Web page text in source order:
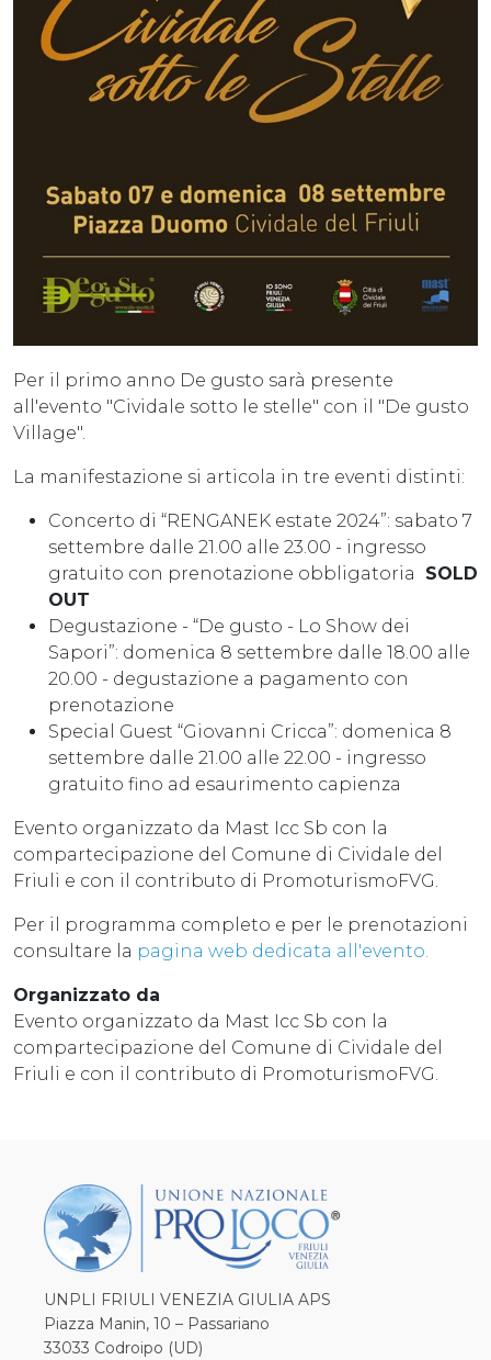
Per il primo anno De gusto sarà presente
all'evento "Cividale sotto le stelle" con il "De gusto
Village".
La manifestazione si articola in tre eventi distinti:
Concerto di “RENGANEK estate 2024”: sabato 7
settembre dalle 21.00 alle 23.00 - ingresso
gratuito con prenotazione obbligatoria
SOLD
OUT
Degustazione - “De gusto - Lo Show dei
Sapori”: domenica 8 settembre dalle 18.00 alle
20.00 - degustazione a pagamento con
prenotazione
Special Guest “Giovanni Cricca”: domenica 8
settembre dalle 21.00 alle 22.00 - ingresso
gratuito fino ad esaurimento capienza
Evento organizzato da Mast Icc Sb con la
compartecipazione del Comune di Cividale del
Friuli e con il contributo di PromoturismoFVG.
Per il programma completo e per le prenotazioni
consultare la pagina web dedicata all'evento.
Organizzato da
Evento organizzato da Mast Icc Sb con la
compartecipazione del Comune di Cividale del
Friuli e con il contributo di PromoturismoFVG.
UNPLI FRIULI VENEZIA GIULIA APS
Piazza Manin, 10 – Passariano
33033 Codroipo (UD)